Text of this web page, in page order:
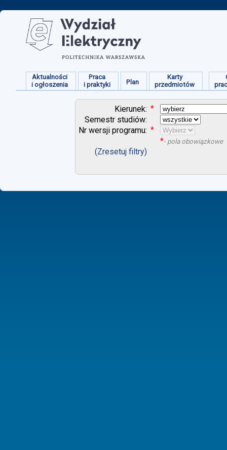
Aktualności
i ogłoszenia
Praca
i praktyki
Plan
Karty
przedmiotów
Kierunek: *
Semestr studiów:
Nr wersji programu: *
*- pola obowiązkowe
(Zresetuj filtry)